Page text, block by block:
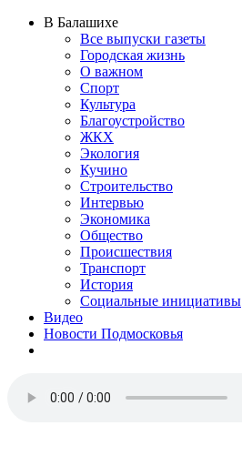
В Балашихе
Все выпуски газеты
Городская жизнь
О важном
Спорт
Культура
Благоустройство
ЖКХ
Экология
Кучино
Строительство
Интервью
Экономика
Общество
Происшествия
Транспорт
История
Социальные инициативы
Видео
Новости Подмосковья